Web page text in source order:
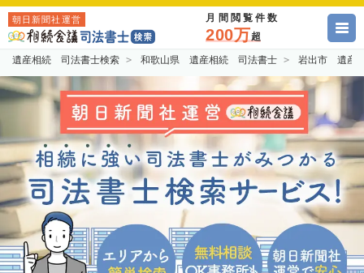
朝日新聞社運営 月間閲覧件数
200万超
遺産相続 司法書士検索 和歌山県 遺産相続 司法書士 岩出市 遺産